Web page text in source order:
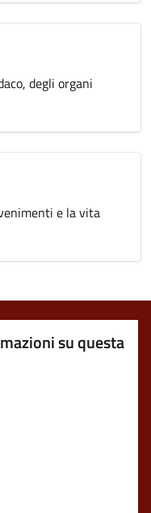
degli organi
e la vita
su questa